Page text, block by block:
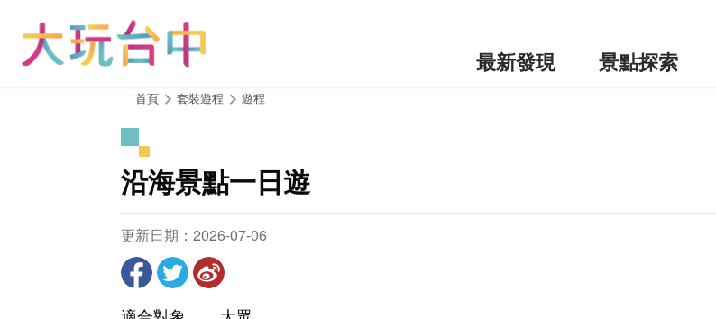
最新發現 景點探索
首頁 套裝遊程 遊程
沿海景點一日遊
更新日期：2026-07-06